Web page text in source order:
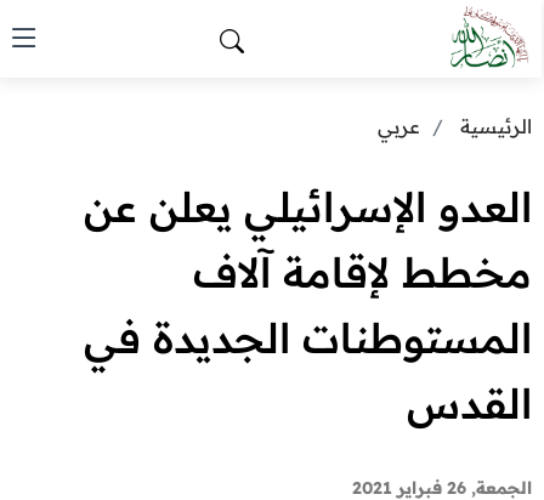
الرئيسية عربي
العدو الإسرائيلي يعلن عن
مخطط لإقامة آلاف
المستوطنات الجديدة في
القدس
الجمعة, 26 فبراير 2021